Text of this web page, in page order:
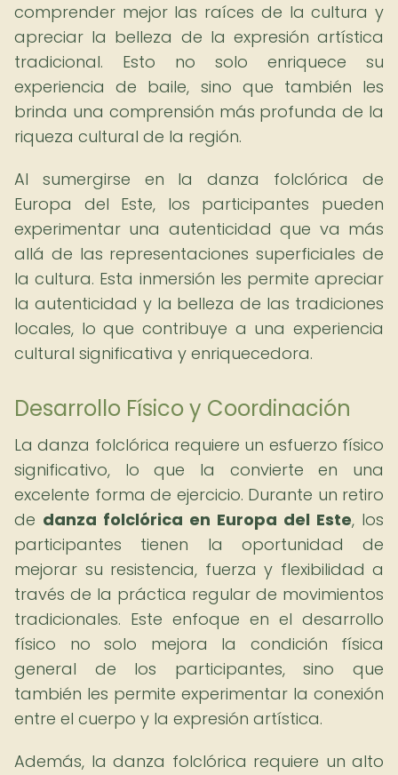
comprender mejor las raíces de la cultura y
apreciar la belleza de la expresión artística
tradicional. Esto no solo enriquece su
experiencia de baile, sino que también les
brinda una comprensión más profunda de la
riqueza cultural de la región.
Al sumergirse en la danza folclórica de
Europa del Este, los participantes pueden
experimentar una autenticidad que va más
allá de las representaciones superficiales de
la cultura. Esta inmersión les permite apreciar
la autenticidad y la belleza de las tradiciones
locales, lo que contribuye a una experiencia
cultural significativa y enriquecedora.
Desarrollo Físico y Coordinación
La danza folclórica requiere un esfuerzo físico
significativo, lo que la convierte en una
excelente forma de ejercicio. Durante un retiro
de danza folclórica en Europa del Este, los
participantes tienen la oportunidad de
mejorar su resistencia, fuerza y flexibilidad a
través de la práctica regular de movimientos
tradicionales. Este enfoque en el desarrollo
físico no solo mejora la condición física
general de los participantes, sino que
también les permite experimentar la conexión
entre el cuerpo y la expresión artística.
Además, la danza folclórica requiere un alto